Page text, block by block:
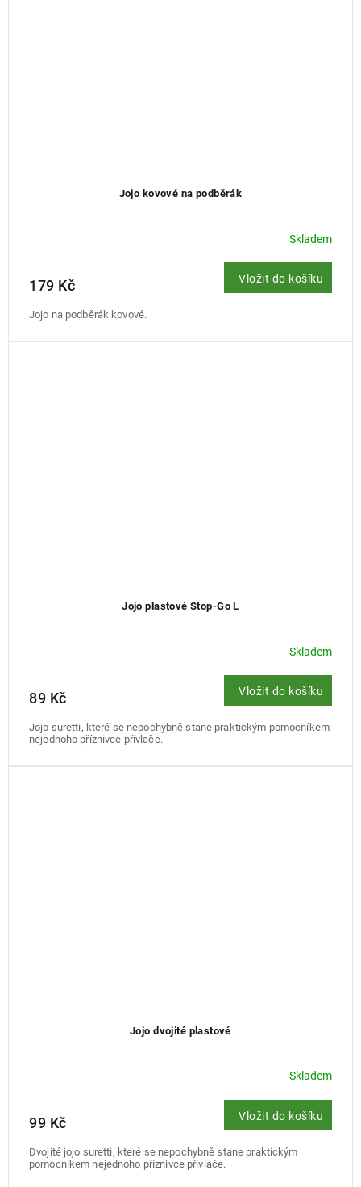
Jojo kovové na podběrák
Skladem
179 Kč Vložit do košíku
Jojo na podběrák kovové.
Jojo plastové Stop-Go L
Skladem
89 Kč Vložit do košíku
Jojo suretti, které se nepochybně stane praktickým pomocníkem
nejednoho příznivce přívlače.
Jojo dvojité plastové
Skladem
99 Kč Vložit do košíku
Dvojité jojo suretti, které se nepochybně stane praktickým
pomocníkem nejednoho příznivce přívlače.